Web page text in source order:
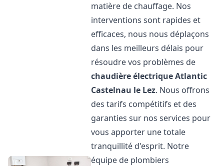
matière de chauffage. Nos
interventions sont rapides et
efficaces, nous nous déplaçons
dans les meilleurs délais pour
résoudre vos problèmes de
chaudière électrique Atlantic
Castelnau le Lez. Nous offrons
des tarifs compétitifs et des
garanties sur nos services pour
vous apporter une totale
tranquillité d'esprit. Notre
équipe de plombiers